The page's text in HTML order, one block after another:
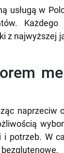
usługą w
z najwyższej
naprzeciw
potrzeb. W